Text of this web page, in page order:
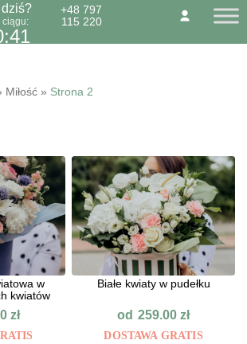
O NAS KONTAKTBLOG
ciągu:
+48 797
115 220
Miłość » Strona 2
w
kwiatów
zł
Białe kwiaty w pudełku
od 259.00zł
DOSTAWA GRATIS